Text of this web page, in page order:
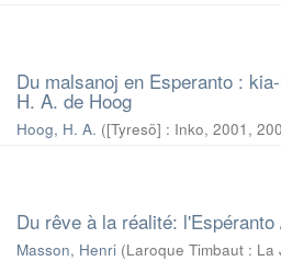
Du malsanoj en Esperanto :
H. A. de Hoog
Hoog, H. A. ([Tyresö] : Inko, 2001 ,
Du rêve à la réalité:
Masson, Henri (Laroque Timbaut : La